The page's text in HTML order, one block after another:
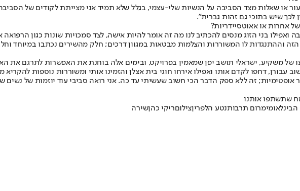
או שאלות מצד הסביבה על הנשיות שלי-עצמי, בגלל שלא תמיד אני מצייתת לקודים של
לכך שיש בתוכי גם זהות גברית".
אחרות או אאוטסיידריות?
ואפילו בני הזוג מנסים להכתיב לנו מה זה אומר להיות אישה, לצד סמכויות שונות כגון
וההתנגדות לו המשוררות והצלמות מבטאות במגוון דרכים; חלק מהשירים נכתבו במיוחד
של משקיע, ישראלי תושב יפן שמאמין בפרויקט, ובימים אלה בוחנת את האפשרות לתרגם את
דחפו לקדם אותו ואפילו אירחו חוגי בית אצלן והזמינו אותי ומשוררות נוספות
אופטימיות; זה ללא ספק הדבר הכי חשוב שעשיתי עד כה. אני רואה סביבי עוד יוזמות של
שתשתפו אותנו
מרום תרבותנטע הלפריןצילוםריקי כהןשירה